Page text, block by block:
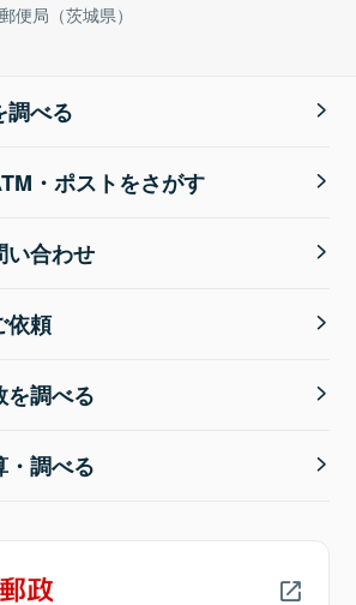
便局（茨城県）
調べる
・ポストをさがす
い合わせ
依頼
を調べる
・調べる